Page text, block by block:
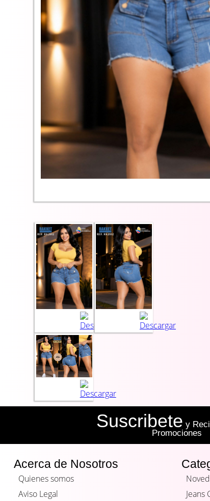
Suscribete y
Promociones
Acerca de Nosotros
Quienes somos
Aviso Legal
Jeans